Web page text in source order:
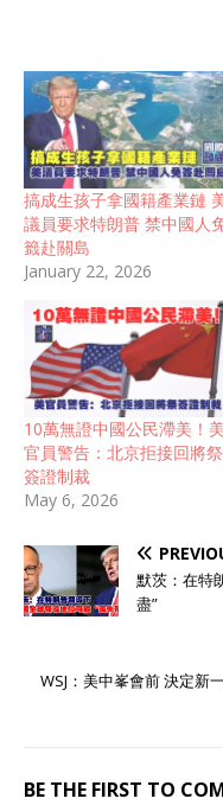
搞成生孩子拿國籍產業鏈
議員要求特朗普 禁中國人
籤赴關島
January 22, 2026
10萬無證中國公民滯美！美
官員警告：北京拒接回將祭
簽證制裁
May 6, 2026
默茨：在特
盡”
WSJ：美中峯會前 決定新
BE THE FIRST TO